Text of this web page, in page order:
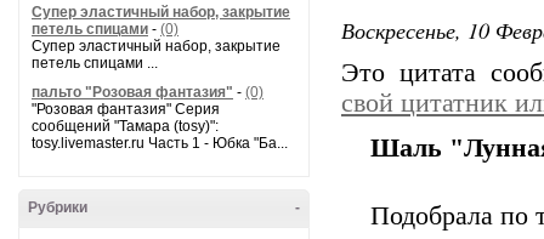
Супер эластичный набор, закрытие
петель спицами - (0)
Супер эластичный набор, закрытие
петель спицами ...
пальто "Розовая фантазия" - (0)
"Розовая фантазия" Серия
сообщений "Тамара (tosy)":
tosy.livemaster.ru Часть 1 - Юбка "Ба...
-
Рубрики
Воскресенье, 10
Это цитата
свой цитатник
Шаль
Подобрала по